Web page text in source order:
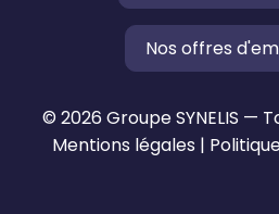
Nos offres
© 2026 Groupe SYNELIS —
Mentions légales |